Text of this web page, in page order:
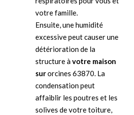
votre famille.
Ensuite, une humidité
excessive peut causer une
détérioration de la
structure àvotre maison
surorcines 63870. La
condensation peut
affaiblir les poutres et les
solives de votre toiture,